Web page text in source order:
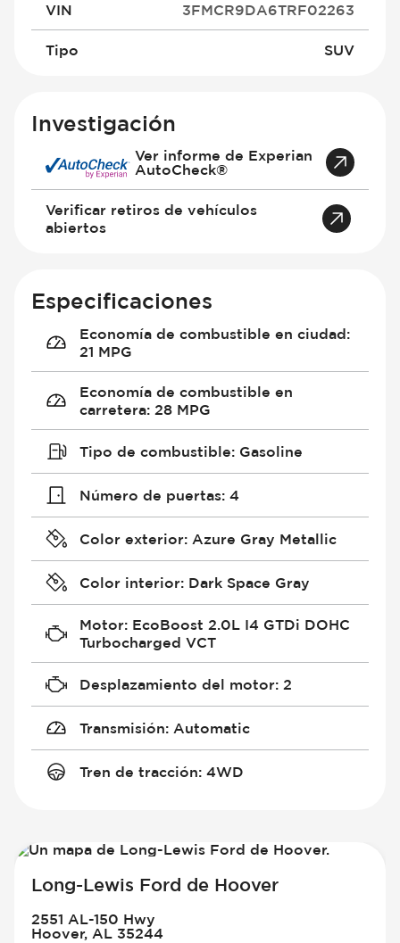
VIN 3FMCR9DA6TRF02263
Tipo SUV
Investigación
Ver informe de Experian
AutoCheck®
Verificar retiros de vehículos
abiertos
Especificaciones
Economía de combustible en ciudad:
21 MPG
Economía de combustible en
carretera: 28 MPG
Tipo de combustible: Gasoline
Número de puertas: 4
Color exterior: Azure Gray Metallic
Color interior: Dark Space Gray
Motor: EcoBoost 2.0L I4 GTDi DOHC
Turbocharged VCT
Desplazamiento del motor: 2
Transmisión: Automatic
Tren de tracción: 4WD
Long-Lewis Ford de Hoover
2551 AL-150 Hwy
Hoover, AL 35244